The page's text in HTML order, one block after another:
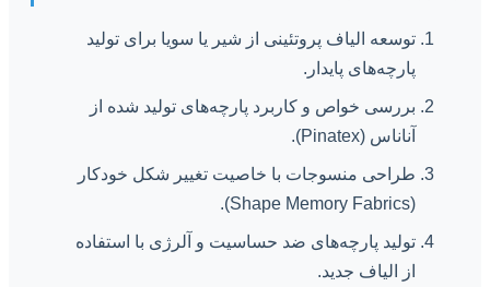
توسعه الیاف پروتئینی از شیر یا سویا برای تولید
پارچه‌های پایدار.
بررسی خواص و کاربرد پارچه‌های تولید شده از
آناناس (Pinatex).
طراحی منسوجات با خاصیت تغییر شکل خودکار
(Shape Memory Fabrics).
تولید پارچه‌های ضد حساسیت و آلرژی با استفاده
از الیاف جدید.